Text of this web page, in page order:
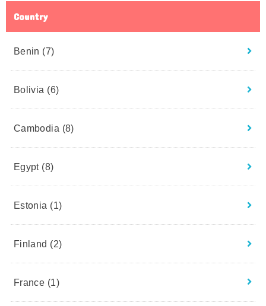
Country
Benin (7)
Bolivia (6)
Cambodia (8)
Egypt (8)
Estonia (1)
Finland (2)
France (1)